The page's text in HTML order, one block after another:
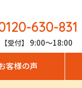
630-831
【受付】 9:00～18:00
客様の声